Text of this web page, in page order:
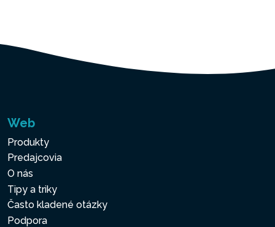
Web
Produkty
Predajcovia
O nás
Tipy a triky
Často kladené otázky
Podpora